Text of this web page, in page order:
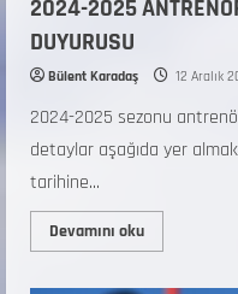
2024-2025
DUYURUSU
Bülent Karadaş 12 Aralık
2024-2025 sezonu
detaylar aşağıda yer
tarihine...
Devamını oku